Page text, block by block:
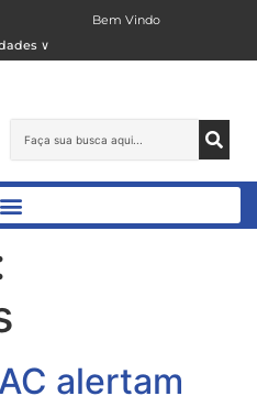
Bem Vindo
∨
alertam